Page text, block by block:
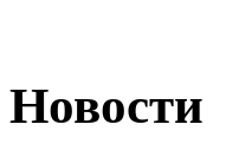
Новости